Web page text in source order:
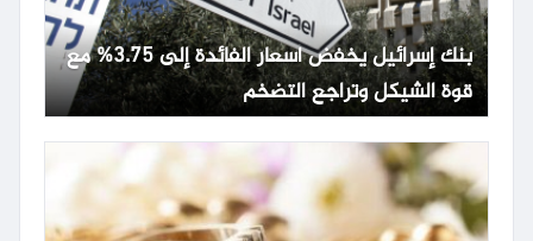
بنك إسرائيل يخفض أسعار الفائدة إلى 3.75% مع
قوة الشيكل وتراجع التضخم